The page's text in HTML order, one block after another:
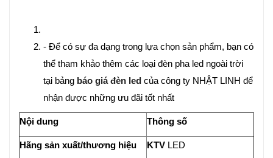
- Để có sự đa dạng trong lựa chọn sản phẩm, bạn có
thể tham khảo thêm các loại đèn pha led ngoài trời
tại bảng báo giá đèn led của công ty NHẬT LINH để
nhận được những ưu đãi tốt nhất
Nội dung Thông số
Hãng sản xuất/thương hiệu KTV LED